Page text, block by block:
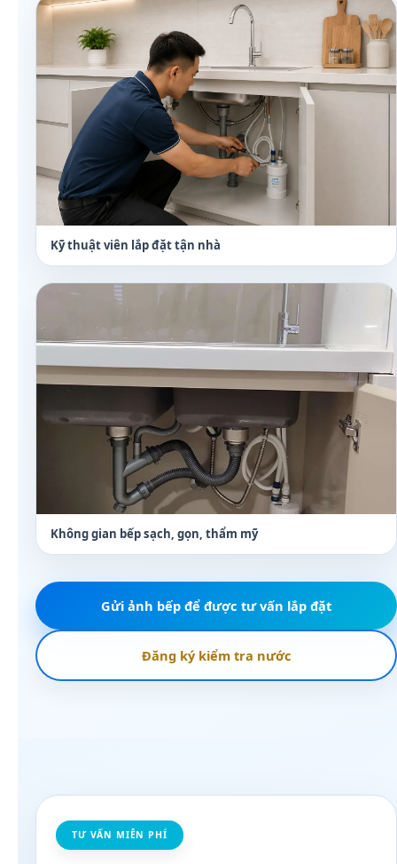
Kỹ thuật viên lắp đặt tận nhà
Không gian bếp sạch, gọn, thẩm mỹ
Gửi ảnh bếp để được tư vấn lắp đặt
Đăng ký kiểm tra nước
TƯ VẤN MIỄN PHÍ